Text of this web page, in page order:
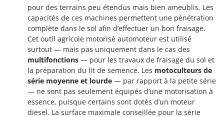
pour des terrains peu étendus mais bien ameublis. Les
capacités de ces machines permettent une pénétration
complète dans le sol afin d’effectuer un bon fraisage.
Cet outil agricole motorisé automoteur est utilisé
surtout — mais pas uniquement dans le cas des
multifonctions — pour les travaux de fraisage du sol et
la préparation du lit de semence. Les motoculteurs de
série moyenne et lourde — par rapport à la petite série
— ne sont pas seulement équipés d’une motorisation à
essence, puisque certains sont dotés d’un moteur
diesel. La surface maximale conseillée pour la série